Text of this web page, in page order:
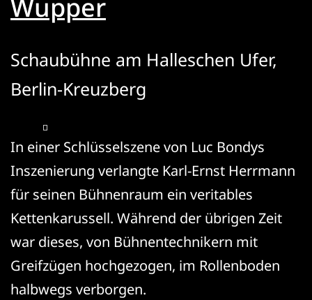
Wupper
Schaubühne am Halleschen Ufer,
Berlin-Kreuzberg
In einer Schlüsselszene von Luc Bondys
Inszenierung verlangte Karl-Ernst Herrmann
für seinen Bühnenraum ein veritables
Kettenkarussell. Während der übrigen Zeit
war dieses, von Bühnentechnikern mit
Greifzügen hochgezogen, im Rollenboden
halbwegs verborgen.